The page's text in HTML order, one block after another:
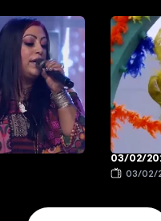
03/02/
03/02/